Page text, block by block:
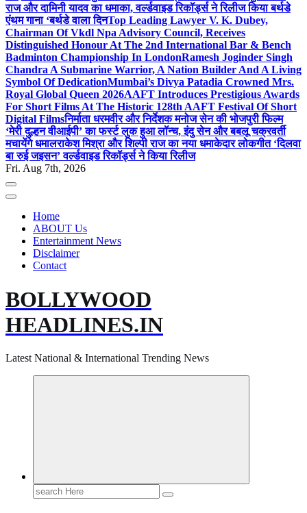
राज और दामिनी यादव का धमाका, वर्ल्डवाइड रिकॉर्ड्स ने रिलीज किया बर्थडे
एंथम गाना ‘बर्थडे वाला दिनTop Leading Lawyer V. K. Dubey,
Chairman Of Vkdl Npa Advisory Council, Receives
Distinguished Honour At The 2nd International Bar & Bench
Badminton Championship In LondonRamesh Joginder Singh
Chandra A Submarine Warrior, A Nation Builder And A Living
Symbol Of DedicationMumbai’s Divya Patadia Crowned Mrs.
Royal Global Queen 2026AAFT Introduces Prestigious Awards
For Short Films At The Historic 128th AAFT Festival Of Short
Digital Filmsनिर्माता धरमवीर और निर्देशक मनोज सेन की भोजपुरी फिल्म
‘मेरी दुल्हन वीआईपी’ का फर्स्ट लुक हुआ लॉन्च, इंदु सेन और बबलू चक्रवर्ती
मचायेंगे धमालराकेश मिश्रा और शिल्पी राज का नया धमाकेदार लोकगीत ‘दिलवा
बा रुई जइसन’ वर्ल्डवाइड रिकॉर्ड्स ने किया रिलीज
Fri. Aug 7th, 2026
Home
ABOUT Us
Entertainment News
Disclaimer
Contact
BOLLYWOOD
HEADLINES.IN
Latest National & International Trending News
Search
for: